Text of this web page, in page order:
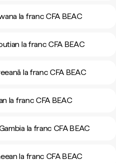
la franc CFA BEAC
la franc CFA BEAC
la franc CFA BEAC
la franc CFA BEAC
la franc CFA BEAC
la franc CFA BEAC